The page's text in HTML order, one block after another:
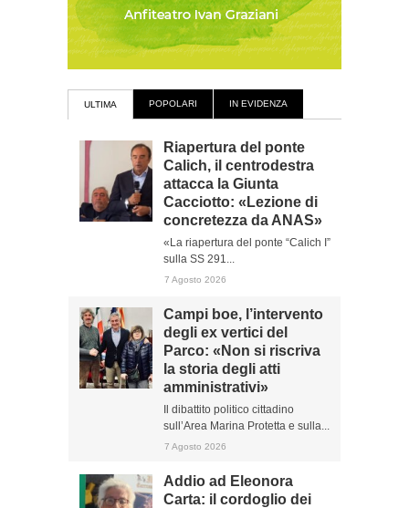
ULTIMA POPOLARI IN EVIDENZA
Riapertura del ponte
Calich, il centrodestra
attacca la Giunta
Cacciotto: «Lezione di
concretezza da ANAS»
«La riapertura del ponte “Calich I”
sulla SS 291...
7 Agosto 2026
Campi boe, l’intervento
degli ex vertici del
Parco: «Non si riscriva
la storia degli atti
amministrativi»
Il dibattito politico cittadino
sull’Area Marina Protetta e sulla...
7 Agosto 2026
Addio ad Eleonora
Carta: il cordoglio dei